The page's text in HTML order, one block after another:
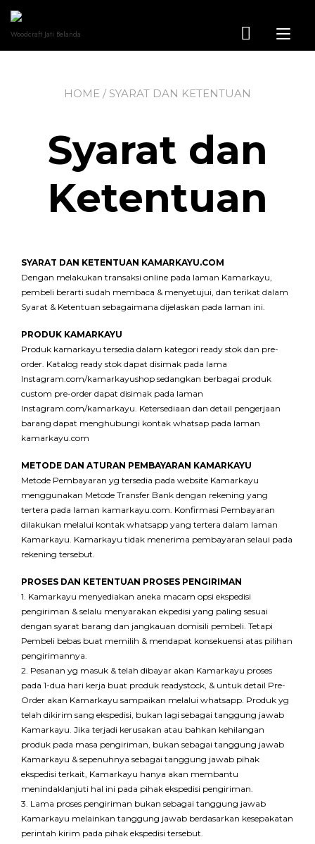
content
Woodcraft Jati Belanda
HOME / SYARAT DAN KETENTUAN
Syarat dan
Ketentuan
SYARAT DAN KETENTUAN KAMARKAYU.COM
Dengan melakukan transaksi online pada laman Kamarkayu,
pembeli berarti sudah membaca & menyetujui, dan terikat dalam
Syarat & Ketentuan sebagaimana dijelaskan pada laman ini.
PRODUK KAMARKAYU
Produk kamarkayu tersedia dalam kategori ready stok dan pre-
order. Katalog ready stok dapat disimak pada lama
Instagram.com/kamarkayushop sedangkan berbagai produk
custom pre-order dapat disimak pada laman
Instagram.com/kamarkayu. Ketersediaan dan detail pengerjaan
barang dapat menghubungi kontak whatsap pada laman
kamarkayu.com
METODE DAN ATURAN PEMBAYARAN KAMARKAYU
Metode Pembayaran yg tersedia pada website Kamarkayu
menggunakan Metode Transfer Bank dengan rekening yang
tertera pada laman kamarkayu.com. Konfirmasi Pembayaran
dilakukan melalui kontak whatsapp yang tertera dalam laman
Kamarkayu. Kamarkayu tidak menerima pembayaran selaui pada
rekening tersebut.
PROSES DAN KETENTUAN PROSES PENGIRIMAN
1. Kamarkayu menyediakan aneka macam opsi ekspedisi
pengiriman & selalu menyarakan ekpedisi yang paling sesuai
dengan syarat barang dan jangkauan domisili pembeli. Tetapi
Pembeli bebas buat memilih & mendapat konsekuensi atas pilihan
pengirimannya.
2. Pesanan yg masuk & telah dibayar akan Kamarkayu proses
pada 1-dua hari kerja buat produk readystock, & untuk detail Pre-
Order akan Kamarkayu sampaikan melalui whatsapp. Produk yg
telah dikirim sang ekspedisi, bukan lagi sebagai tanggung jawab
Kamarkayu. Jika terjadi kerusakan atau bahkan kehilangan
produk pada masa pengiriman, bukan sebagai tanggung jawab
Kamarkayu & sepenuhnya sebagai tanggung jawab pihak
ekspedisi terkait, Kamarkayu hanya akan membantu
menindaklanjuti hal ini pada pihak ekspedisi pengiriman.
3. Lama proses pengiriman bukan sebagai tanggung jawab
Kamarkayu melainkan tanggung jawab berdasarkan kesepakatan
perintah kirim pada pihak ekspedisi tersebut.